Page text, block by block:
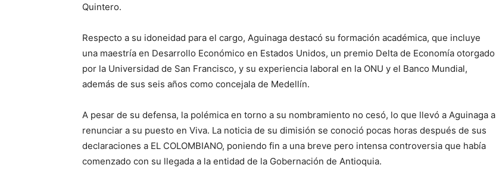
Quintero.
Respecto a su idoneidad para el cargo, Aguinaga destacó su formación académica, que incluye
una maestría en Desarrollo Económico en Estados Unidos, un premio Delta de Economía otorgado
por la Universidad de San Francisco, y su experiencia laboral en la ONU y el Banco Mundial,
además de sus seis años como concejala de Medellín.
A pesar de su defensa, la polémica en torno a su nombramiento no cesó, lo que llevó a Aguinaga a
renunciar a su puesto en Viva. La noticia de su dimisión se conoció pocas horas después de sus
declaraciones a EL COLOMBIANO, poniendo fin a una breve pero intensa controversia que había
comenzado con su llegada a la entidad de la Gobernación de Antioquia.